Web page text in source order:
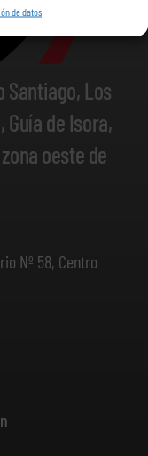
de datos
Santiago, Los
Guía de Isora,
oeste de
Nº 58, Centro